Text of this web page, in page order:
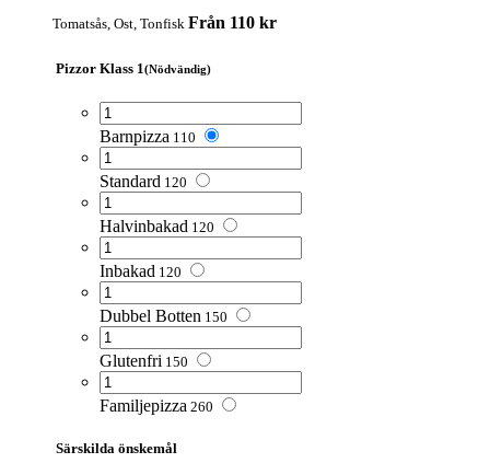
Tomatsås, Ost, Tonfisk Från 110 kr
Pizzor Klass 1(Nödvändig)
Barnpizza 110
Standard 120
Halvinbakad 120
Inbakad 120
Dubbel Botten 150
Glutenfri 150
Familjepizza 260
Särskilda önskemål